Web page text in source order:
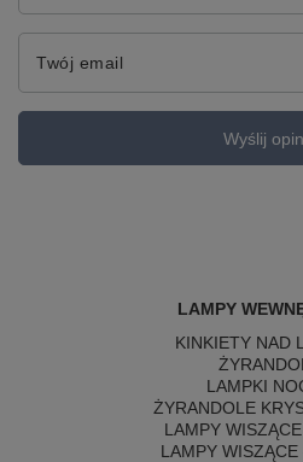
Twój email
Wyślij
LAMPY
KINKIETY NAD
LAMPKI
ŻYRANDOLE
LAMPY
LAMPY